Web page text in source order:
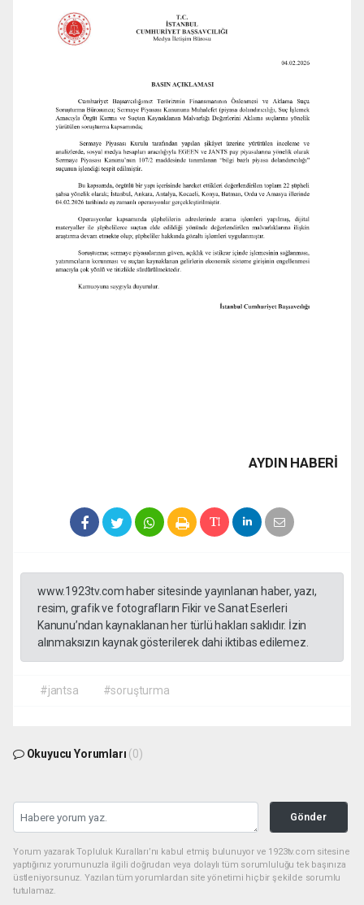
AYDIN HABERİ
www.1923tv.com haber sitesinde yayınlanan haber, yazı,
resim, grafik ve fotografların Fikir ve Sanat Eserleri
Kanunu’ndan kaynaklanan her türlü hakları saklıdır. İzin
alınmaksızın kaynak gösterilerek dahi iktibas edilemez.
#jantsa #soruşturma
Okuyucu Yorumları (0)
Gönder
Yorum yazarak Topluluk Kuralları’nı kabul etmiş bulunuyor ve 1923tv.com sitesine
yaptığınız yorumunuzla ilgili doğrudan veya dolaylı tüm sorumluluğu tek başınıza
üstleniyorsunuz. Yazılan tüm yorumlardan site yönetimi hiçbir şekilde sorumlu
tutulamaz.